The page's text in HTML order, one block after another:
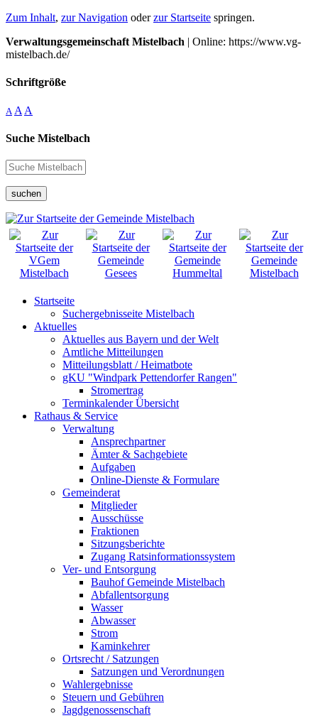
Zum Inhalt, zur Navigation oderzur Startseite springen.
Verwaltungsgemeinschaft Mistelbach | Online: https://www.vg-
mistelbach.de/
Schriftgröße
A A A
Suche Mistelbach
suchen
Startseite
Suchergebnisseite Mistelbach
Aktuelles
Aktuelles aus Bayern und der Welt
Amtliche Mitteilungen
Mitteilungsblatt / Heimatbote
gKU "Windpark Pettendorfer Rangen"
Stromertrag
Terminkalender Übersicht
Rathaus & Service
Verwaltung
Ansprechpartner
Ämter & Sachgebiete
Aufgaben
Online-Dienste & Formulare
Gemeinderat
Mitglieder
Ausschüsse
Fraktionen
Sitzungsberichte
Zugang Ratsinformationssystem
Ver- und Entsorgung
Bauhof Gemeinde Mistelbach
Abfallentsorgung
Wasser
Abwasser
Strom
Kaminkehrer
Ortsrecht / Satzungen
Satzungen und Verordnungen
Wahlergebnisse
Steuern und Gebühren
Jagdgenossenschaft